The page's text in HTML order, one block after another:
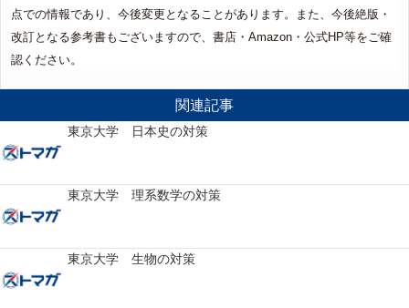
点での情報であり、今後変更となることがあります。また、今後絶版・
改訂となる参考書もございますので、書店・Amazon・公式HP等をご確
認ください。
関連記事
東京大学 日本史の対策
東京大学 理系数学の対策
東京大学 生物の対策